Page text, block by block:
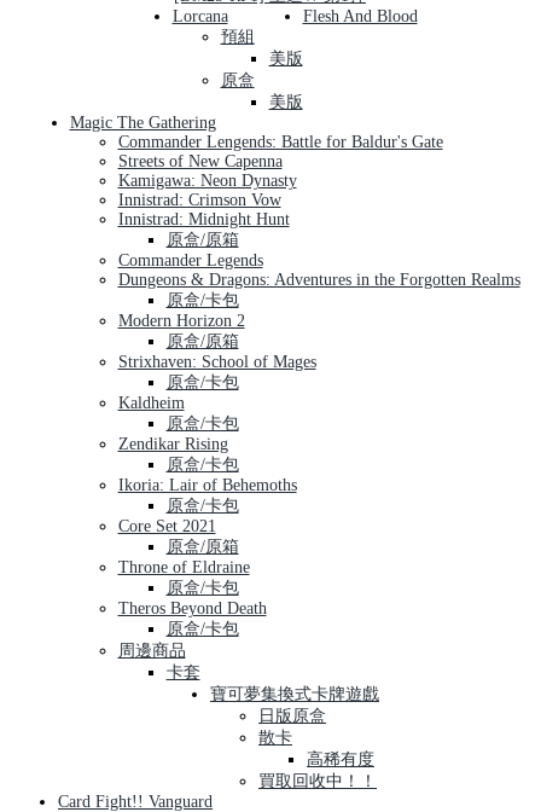
Lorcana
預組
美版
原盒
美版
Flesh And Blood
Magic The Gathering
Commander Lengends: Battle for Baldur's Gate
Streets of New Capenna
Kamigawa: Neon Dynasty
Innistrad: Crimson Vow
Innistrad: Midnight Hunt
原盒/原箱
Commander Legends
Dungeons & Dragons: Adventures in the Forgotten Realms
原盒/卡包
Modern Horizon 2
原盒/原箱
Strixhaven: School of Mages
原盒/卡包
Kaldheim
原盒/卡包
Zendikar Rising
原盒/卡包
Ikoria: Lair of Behemoths
原盒/卡包
Core Set 2021
原盒/原箱
Throne of Eldraine
原盒/卡包
Theros Beyond Death
原盒/卡包
周邊商品
卡套
寶可夢集換式卡牌遊戲
日版原盒
散卡
高稀有度
買取回收中！！
Card Fight!! Vanguard